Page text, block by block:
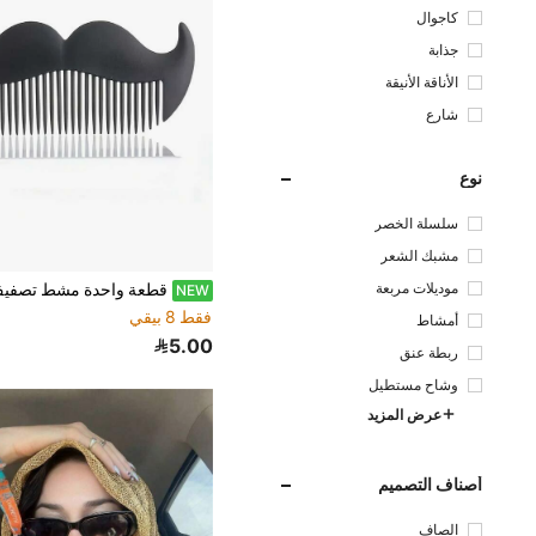
كاجوال
جذابة
الأناقة الأنيقة
شارع
نوع
سلسلة الخصر
مشبك الشعر
موديلات مربعة
أمشاط
ربطة عنق
وشاح مستطيل
عرض المزيد
أصناف التصميم
الصاف
NEW
فقط 8 بيقي
5.00